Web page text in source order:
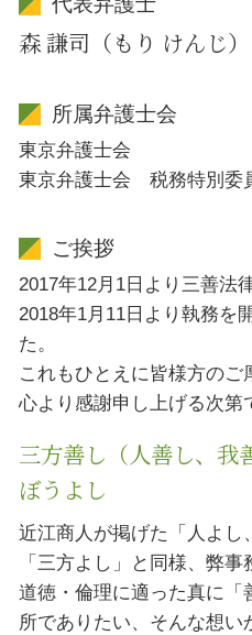
森 謙司（もり けんじ）
所属弁護士会
東京弁護士会
東京弁護士会 税務特別委
ご挨拶
2017年12月1日より三善法
2018年1月11日より執務を
た。
これもひとえに皆様方のご
心より感謝申し上げる次第
三方善し（人善し、我
ぼうよし
近江商人が掲げた「人よし
「三方よし」と同様、弊事
道徳・倫理に適った真に「
所でありたい、そんな想